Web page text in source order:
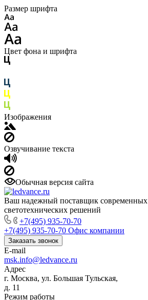
Размер шрифта
Цвет фона и шрифта
Изображения
Озвучивание текста
Обычная версия сайта
Ваш надежный поставщик современных
светотехнических решений
+7(495) 935-70-70
+7(495) 935-70-70 Офис компании
Заказать звонок
E-mail
msk.info@ledvance.ru
Адрес
г. Москва, ул. Большая Тульская,
д. 11
Режим работы